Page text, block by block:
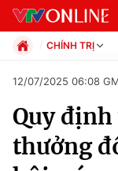
Chuyên mục
Chính trị
CHÍNH TRỊ
Xã hội
Pháp luật
Kinh tế
Thể thao
12/07/2025 06:08
Quy
thưởng